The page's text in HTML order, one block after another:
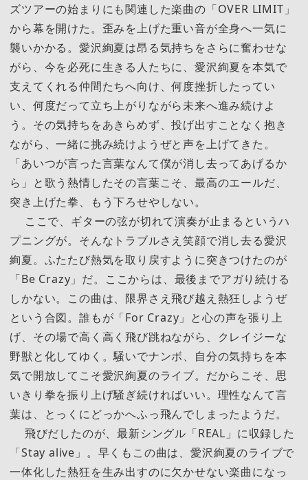
ズツアーの始まりにも関連した楽曲の「OVER LIMIT」
から幕を開けた。歪みを上げた重い音が全身へ一気に
襲いかかる。愛沢絢夏は昂る気持ちをさらに奮わせな
がら、今を必死に生きる人たちに、愛沢絢夏を本気で
支えてくれる仲間たちへ向け、何度挫折したってい
い、何度だって立ち上がりながら未来へ進み続けよ
う。その気持ちをあきらめず、投げ出すことなく抱き
ながら、一緒に挑み続けようぜと声を上げてきた。
「あいつが言った言葉なんて僕が消し去ってあげるか
ら」と歌う熱情したその言葉こそ、最高のエールだ、
突き上げた拳、もう下ろせやしない。
ここで、ギターの弦が切れて演奏が止まるというハ
プニングが。そんなトラブルさえ笑顔で消し去る愛沢
絢夏。ふたたび熱気を取り戻すように突きつけたのが
「Be Crazy」だ。ここからは、最後までアガり続ける
しかない。この曲は、限界さえ飛び越え熱狂しようぜ
という合図。誰もが「For Crazy」と心の声を張り上
げ、その場で高く高く飛び跳ねながら、クレイジーな
野獣と化してゆく。騒いでナンボ、自分の気持ちを本
気で開放してこそ愛沢絢夏のライブ。だからこそ、思
いきり拳を振り上げ騒ぎ続ければいい。理性なんて言
葉は、とっくにどっかへふっ飛んでしまったようだ。
飛びだしたのが、最新シングル「REAL」に収録した
「Stay alive」。早くもこの曲は、愛沢絢夏のライブで
一体化した熱狂を生み出すのに欠かせない楽曲になっ